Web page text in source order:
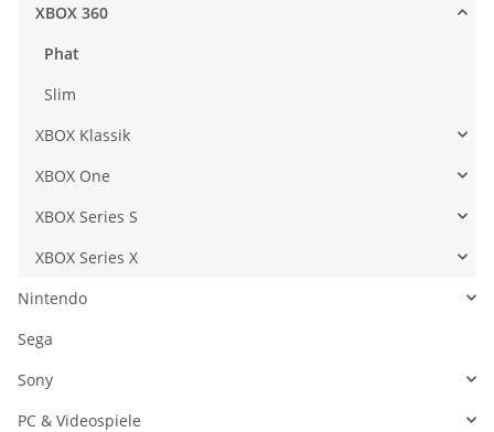
XBOX 360
Phat
Slim
XBOX Klassik
XBOX One
XBOX Series S
XBOX Series X
Nintendo
Sega
Sony
PC & Videospiele